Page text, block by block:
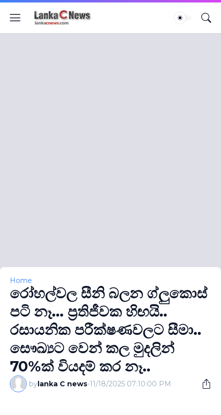
Home
රෝහල්වල සීනි බලන ග්ලුකොස්
පටි නෑ... ප්‍රතිජීවක හිඟයි..
රසායනික පරීක්ෂණවලට සීමා..
සෞඛ්‍යට වෙන් කල මුදලින්
70%ක් වියදම් කර නෑ..
bylanka C news-11/18/2025 07:10:00 PM